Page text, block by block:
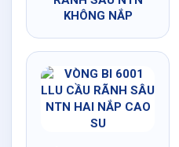
KHÔNG NẮP